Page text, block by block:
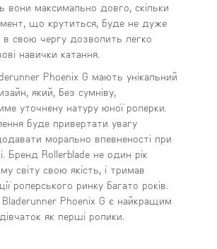
максимально довго, скільки
що крутиться, буде не дуже
свою чергу дозволить легко
навички катання.
Phoenix G мають унікальний
який, без сумніву,
уточнену натуру юної ролерки.
буде привертати увагу
морально впевненості при
Бренд Rollerblade не один рік
світу свою якість, і тримав
ролерського ринку багато років.
Bladerunner Phoenix G є найкращим
як перші ролики.